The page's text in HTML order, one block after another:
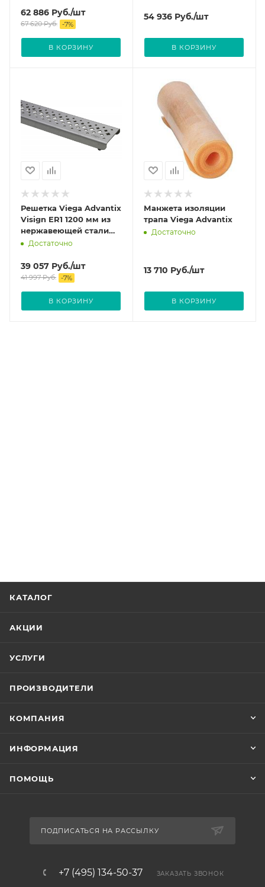
62 886 Руб./шт
67 620Руб. -7%
В КОРЗИНУ
54 936 Руб./шт
В КОРЗИНУ
Решетка Viega Advantix
Visign ER1 1200 мм из
нержавеющей стали
Достаточно
39 057 Руб./шт
41 997Руб. -7%
В КОРЗИНУ
Манжета изоляции
трапа Viega Advantix
Достаточно
13 710 Руб./шт
В КОРЗИНУ
КАТАЛОГ
АКЦИИ
УСЛУГИ
ПРОИЗВОДИТЕЛИ
КОМПАНИЯ
ИНФОРМАЦИЯ
ПОМОЩЬ
ПОДПИСАТЬСЯ НА РАССЫЛКУ
+7 (495) 134-50-37 ЗАКАЗАТЬ ЗВОНОК